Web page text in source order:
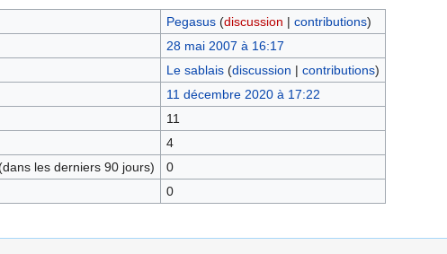
Pegasus (discussion | contributions)
28 mai 2007 à 16:17
Le sablais (discussion | contributions)
11 décembre 2020 à 17:22
11
4
les derniers 90 jours)
0
0